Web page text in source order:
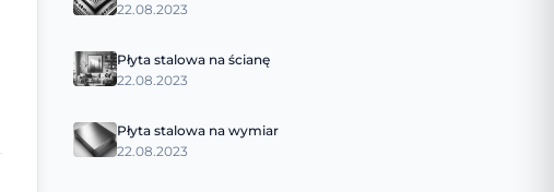
22.08.2023
Płyta stalowa na ścianę
22.08.2023
Płyta stalowa na wymiar
22.08.2023